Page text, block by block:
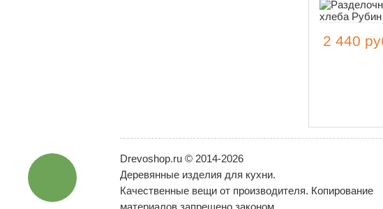
2 440
Drevoshop.ru © 2014-2026
Деревянные изделия для кухни.
Качественные вещи от производителя. Копирование
материалов запрещено законом.